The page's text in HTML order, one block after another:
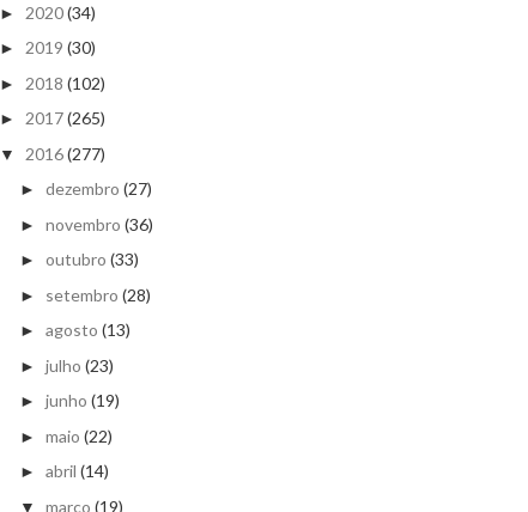
► 2020(34)
► 2019 (30)
► 2018 (102)
► 2017(265)
▼ 2016(277)
► dezembro (27)
► novembro (36)
► outubro (33)
► setembro (28)
► agosto (13)
► julho (23)
► junho (19)
► maio (22)
► abril (14)
▼ março (19)